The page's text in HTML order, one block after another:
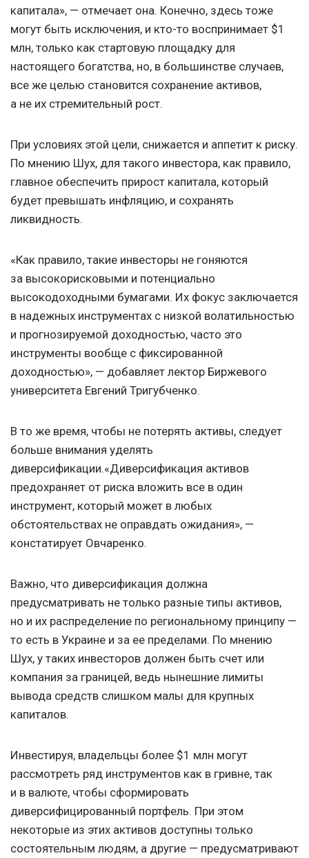
капитала», — отмечает она. Конечно, здесь тоже
могут быть исключения, и кто-то воспринимает $1
млн, только как стартовую площадку для
настоящего богатства, но, в большинстве случаев,
все же целью становится сохранение активов,
а не их стремительный рост.
При условиях этой цели, снижается и аппетит к риску.
По мнению Шух, для такого инвестора, как правило,
главное обеспечить прирост капитала, который
будет превышать инфляцию, и сохранять
ликвидность.
«Как правило, такие инвесторы не гоняются
за высокорисковыми и потенциально
высокодоходными бумагами. Их фокус заключается
в надежных инструментах с низкой волатильностью
и прогнозируемой доходностью, часто это
инструменты вообще с фиксированной
доходностью», — добавляет лектор Биржевого
университета Евгений Тригубченко.
В то же время, чтобы не потерять активы, следует
больше внимания уделять
диверсификации.«Диверсификация активов
предохраняет от риска вложить все в один
инструмент, который может в любых
обстоятельствах не оправдать ожидания», —
констатирует Овчаренко.
Важно, что диверсификация должна
предусматривать не только разные типы активов,
но и их распределение по региональному принципу —
то есть в Украине и за ее пределами. По мнению
Шух, у таких инвесторов должен быть счет или
компания за границей, ведь нынешние лимиты
вывода средств слишком малы для крупных
капиталов.
Инвестируя, владельцы более $1 млн могут
рассмотреть ряд инструментов как в гривне, так
и в валюте, чтобы сформировать
диверсифицированный портфель. При этом
некоторые из этих активов доступны только
состоятельным людям, а другие — предусматривают